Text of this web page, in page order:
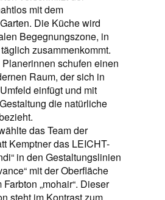
mit dem
Die Küche wird
Begegnungszone, in
zusammenkommt.
schufen einen
Raum, der sich in
einfügt und mit
die natürliche
das Team der
Kemptner das LEICHT-
in den Gestaltungslinien
mit der Oberfläche
Farbton „mohair“. Dieser
steht im Kontrast zum